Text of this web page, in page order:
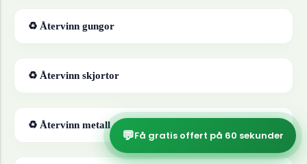
♻ Återvinn gungor
♻ Återvinn skjortor
♻ Återvinn metall
💬Få gratis offert på 60 sekunder